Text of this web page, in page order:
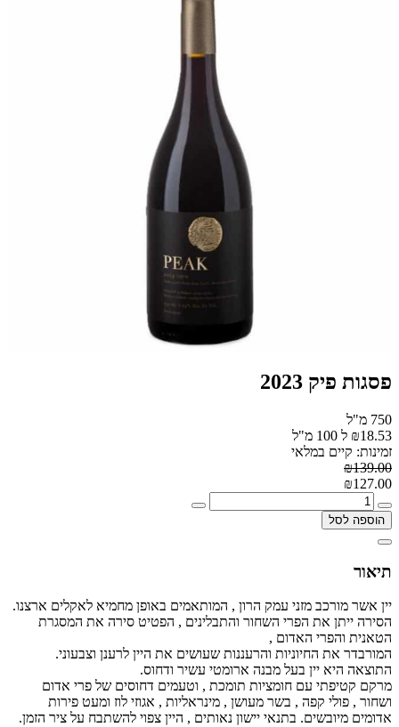
פסגות פיק 2023
750 מ"ל
₪18.53 ל 100 מ"ל
זמינות: קיים במלאי
₪139.00
₪127.00
הוספה לסל
תיאור
יין אשר מורכב מזני עמק הרון , המותאמים באופן מחמיא לאקלים ארצנו.
הסירה ייתן את הפרי השחור והתבלינים , הפטיט סירה את המסגרת
הטאנית והפרי האדום ,
המורבדר את החיוניות והרעננות שעושים את היין לרענן וצבעוני.
התוצאה היא יין בעל מבנה ארומטי עשיר ודחוס.
מרקם קטיפתי עם חומציות תומכת , וטעמים דחוסים של פרי אדום
ושחור , פולי קפה , בשר מעושן , מינראליות , אגוזי לוז ומעט פירות
אדומים מיובשים. בתנאי יישון נאותים , היין צפוי להשתבח על ציר הזמן.